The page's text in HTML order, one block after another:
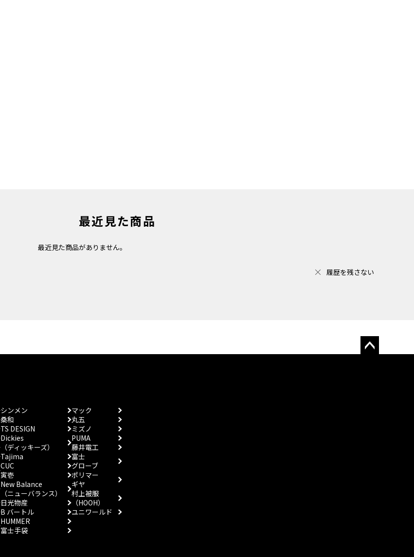
最近見た商品
最近見た商品がありません。
履歴を残さない
シンメン
桑和
TS DESIGN
Dickies
（ディッキーズ）
Tajima
CUC
寅壱
New Balance
（ニューバランス）
日光物産
B バートル
HUMMER
富士手袋
マック
丸五
ミズノ
PUMA
藤井電工
富士
グローブ
ポリマー
ギヤ
村上被服
（HOOH）
ユニワールド